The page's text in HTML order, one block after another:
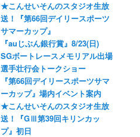
★こんせいそんのスタジオ生放
送！『第66回デイリースポーツ
サマーカップ』
『auじぶん銀行賞』8/23(日)
SGボートレースメモリアル出場
選手壮行会トークショー
『第66回デイリースポーツサマ
ーカップ』場内イベント案内
★こんせいそんのスタジオ生放
送！『GⅢ第39回キリンカッ
プ』初日